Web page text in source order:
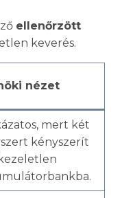
ellenőrzött
keverés.
nézet
mert két
kényszerít